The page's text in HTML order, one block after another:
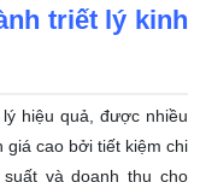
triết lý kinh
hiệu quả, được nhiều
giá cao bởi tiết kiệm chi
và doanh thu cho